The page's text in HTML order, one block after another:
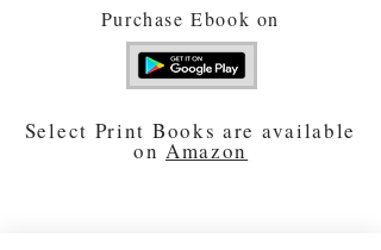
Purchase Ebook on
Select Print Books are available
on Amazon